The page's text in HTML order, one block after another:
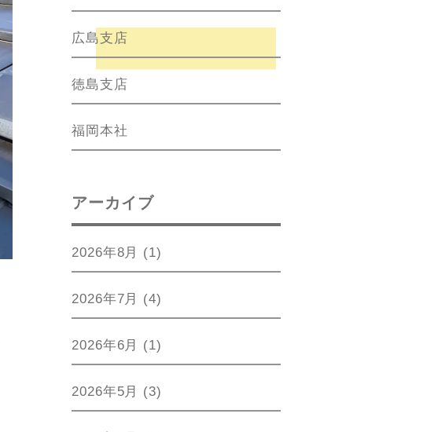
広島支店
徳島支店
福岡本社
アーカイブ
2026年8月 (1)
2026年7月 (4)
2026年6月 (1)
2026年5月 (3)